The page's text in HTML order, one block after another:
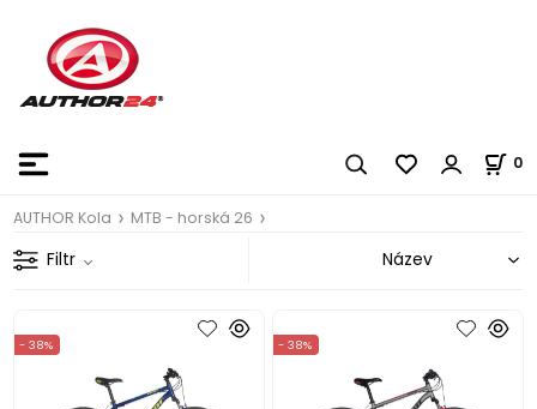
0
AUTHOR Kola MTB - horská 26
Filtr
- 38% - 38%